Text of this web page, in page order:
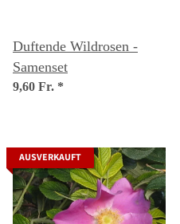
Duftende Wildrosen -
Samenset
9,60 Fr. *
AUSVERKAUFT